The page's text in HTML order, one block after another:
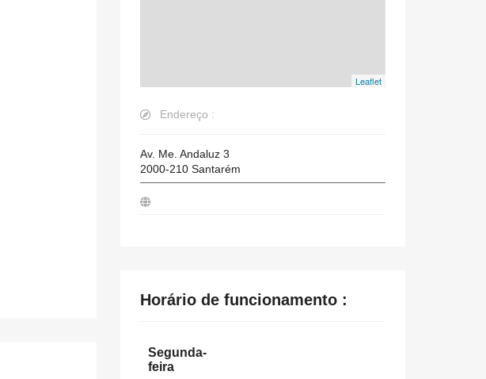
Leaflet
Endereço :
Av. Me. Andaluz 3
2000-210 Santarém
Horário de funcionamento :
Segunda-
feira